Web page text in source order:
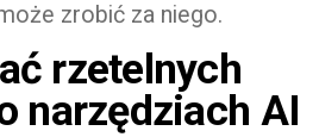
zrobić za niego.
rzetelnych
narzędziach AI